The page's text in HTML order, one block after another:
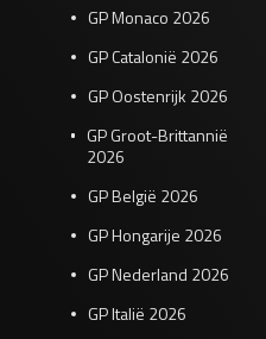
GP Monaco 2026
GP Catalonië 2026
GP Oostenrijk 2026
GP Groot-Brittannië
2026
GP België 2026
GP Hongarije 2026
GP Nederland 2026
GP Italië 2026